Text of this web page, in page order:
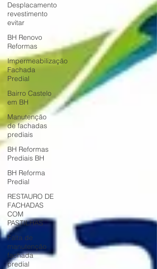
Desplacamento
revestimento
evitar
BH Renovo
Reformas
Impermeabilização
Fachada
Predial
Bairro Castelo
em BH
Manutenção
de fachadas
prediais
BH Reformas
Prediais BH
BH Reforma
Predial
RESTAURO DE
FACHADAS
COM
PASTILHAS
Falta de
manutenção
fachada
predial